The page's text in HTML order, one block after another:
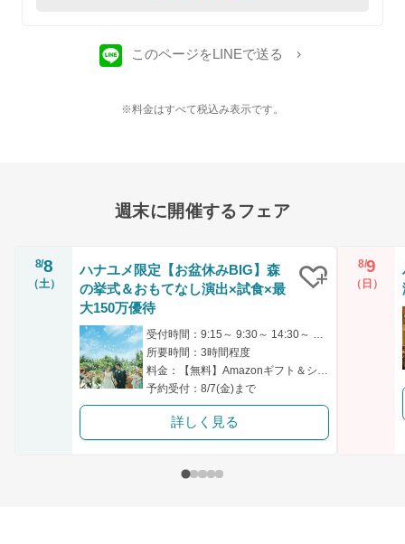
このページをLINEで送る
※料金はすべて税込み表示です。
週末に開催するフェア
8/8
（土）
ハナユメ限定【お盆休みBIG】森
の挙式＆おもてなし演出×試食×最
大150万優待
所要時間：3時間程度
予約受付：8/7(金)まで
詳しく見る
8/9
（日）